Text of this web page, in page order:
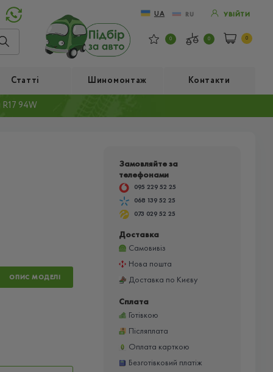
UA RU УВІЙТИ
0 0 0
Статті Шиномонтаж Контакти
R17 94W
ОПИС МОДЕЛІ
Замовляйте за
телефонами
095 229 52 25
068 139 52 25
073 029 52 25
Доставка
Самовивіз
Нова пошта
Доставка по Києву
Сплата
Готівкою
Післяплата
Оплата карткою
Безготівковий платіж